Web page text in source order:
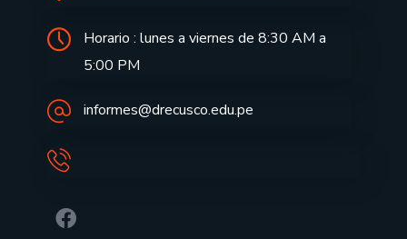
Horario : lunes a viernes de 8:30 AM a
5:00 PM
informes@drecusco.edu.pe